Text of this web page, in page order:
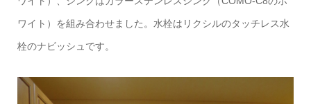
ワイト）を組み合わせました。水栓はリクシルのタッチレス水
栓のナビッシュです。